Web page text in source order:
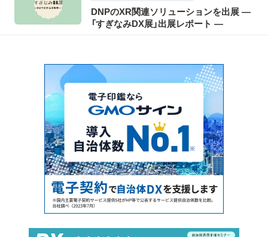
DNPのXR関連ソリューションを出展 ―
「すぎなみDX展」出展レポート ―